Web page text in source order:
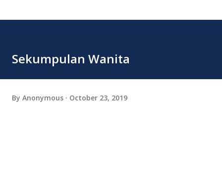
Sekumpulan Wanita
By Anonymous October 23, 2019